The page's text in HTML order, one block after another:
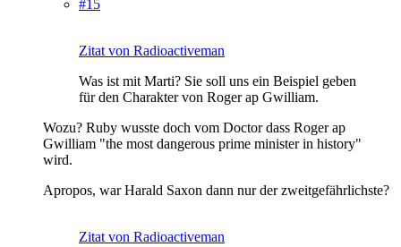
#15
Zitat von Radioactiveman
Was ist mit Marti? Sie soll uns ein Beispiel geben
für den Charakter von Roger ap Gwilliam.
Wozu? Ruby wusste doch vom Doctor dass Roger ap
Gwilliam "the most dangerous prime minister in history"
wird.
Apropos, war Harald Saxon dann nur der zweitgefährlichste?
Zitat von Radioactiveman